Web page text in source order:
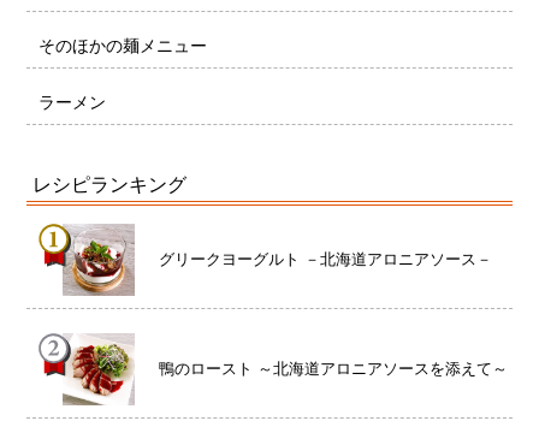
そのほかの麺メニュー
ラーメン
レシピランキング
グリークヨーグルト －北海道アロニアソース－
鴨のロースト ～北海道アロニアソースを添えて～